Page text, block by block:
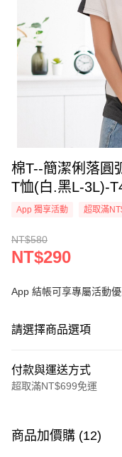
棉T--簡潔俐落圓
T恤(白.黑L-3L)-
App 獨享活動 超取滿
NT$580
NT$290
App 結帳可享專屬活動
請選擇商品選項
付款與運送方式
超取滿NT$699免運
信用卡一次付款
商品加價購 (12)